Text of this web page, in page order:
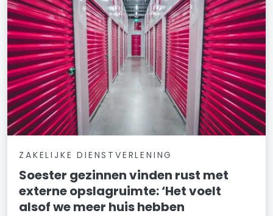
ZAKELIJKE DIENSTVERLENING
Soester gezinnen vinden rust met
externe opslagruimte: ‘Het voelt
alsof we meer huis hebben